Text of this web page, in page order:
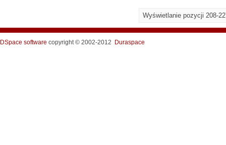
Wyświetlanie pozycji 208-
DSpace software copyright © 2002-2012 Duraspace